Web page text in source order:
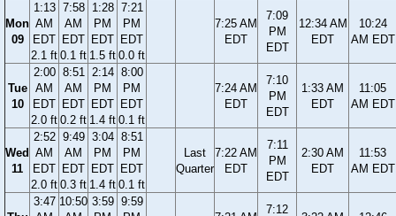
Mon
09
1:13
AM
EDT
2.1 ft
7:58
AM
EDT
0.1 ft
1:28
PM
EDT
1.5 ft
7:21
PM
EDT
0.0 ft
7:25 AM
EDT
7:09
PM
EDT
12:34 AM
EDT
10:24
AM EDT
Tue
10
2:00
AM
EDT
2.0 ft
8:51
AM
EDT
0.2 ft
2:14
PM
EDT
1.4 ft
8:00
PM
EDT
0.1 ft
7:24 AM
EDT
7:10
PM
EDT
1:33 AM
EDT
11:05
AM EDT
Wed
11
2:52
AM
EDT
2.0 ft
9:49
AM
EDT
0.3 ft
3:04
PM
EDT
1.4 ft
8:51
PM
EDT
0.1 ft
Last
Quarter
7:22 AM
EDT
7:11
PM
EDT
2:30 AM
EDT
11:53
AM EDT
3:47 10:50 3:59 9:59
7:12